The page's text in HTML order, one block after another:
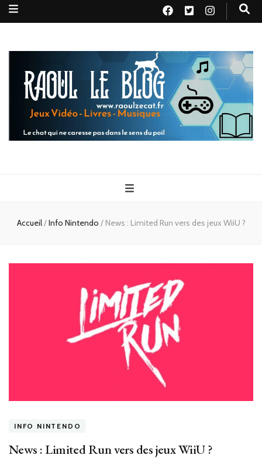
Raoul le
blog
Accueil/Info Nintendo / News : Limited Run vers des jeux WiiU ?
INFO NINTENDO
News : Limited Run vers des jeux WiiU ?